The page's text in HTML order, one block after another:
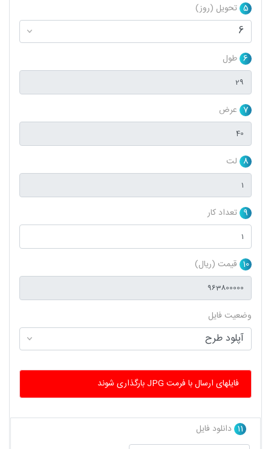
5 تحویل (روز)
6 طول
7 عرض
8 لت
9 تعداد کار
10 قیمت (ریال)
وضعیت فایل
فایلهای ارسال با فرمت JPG بارگذاری شوند
11 دانلود فایل